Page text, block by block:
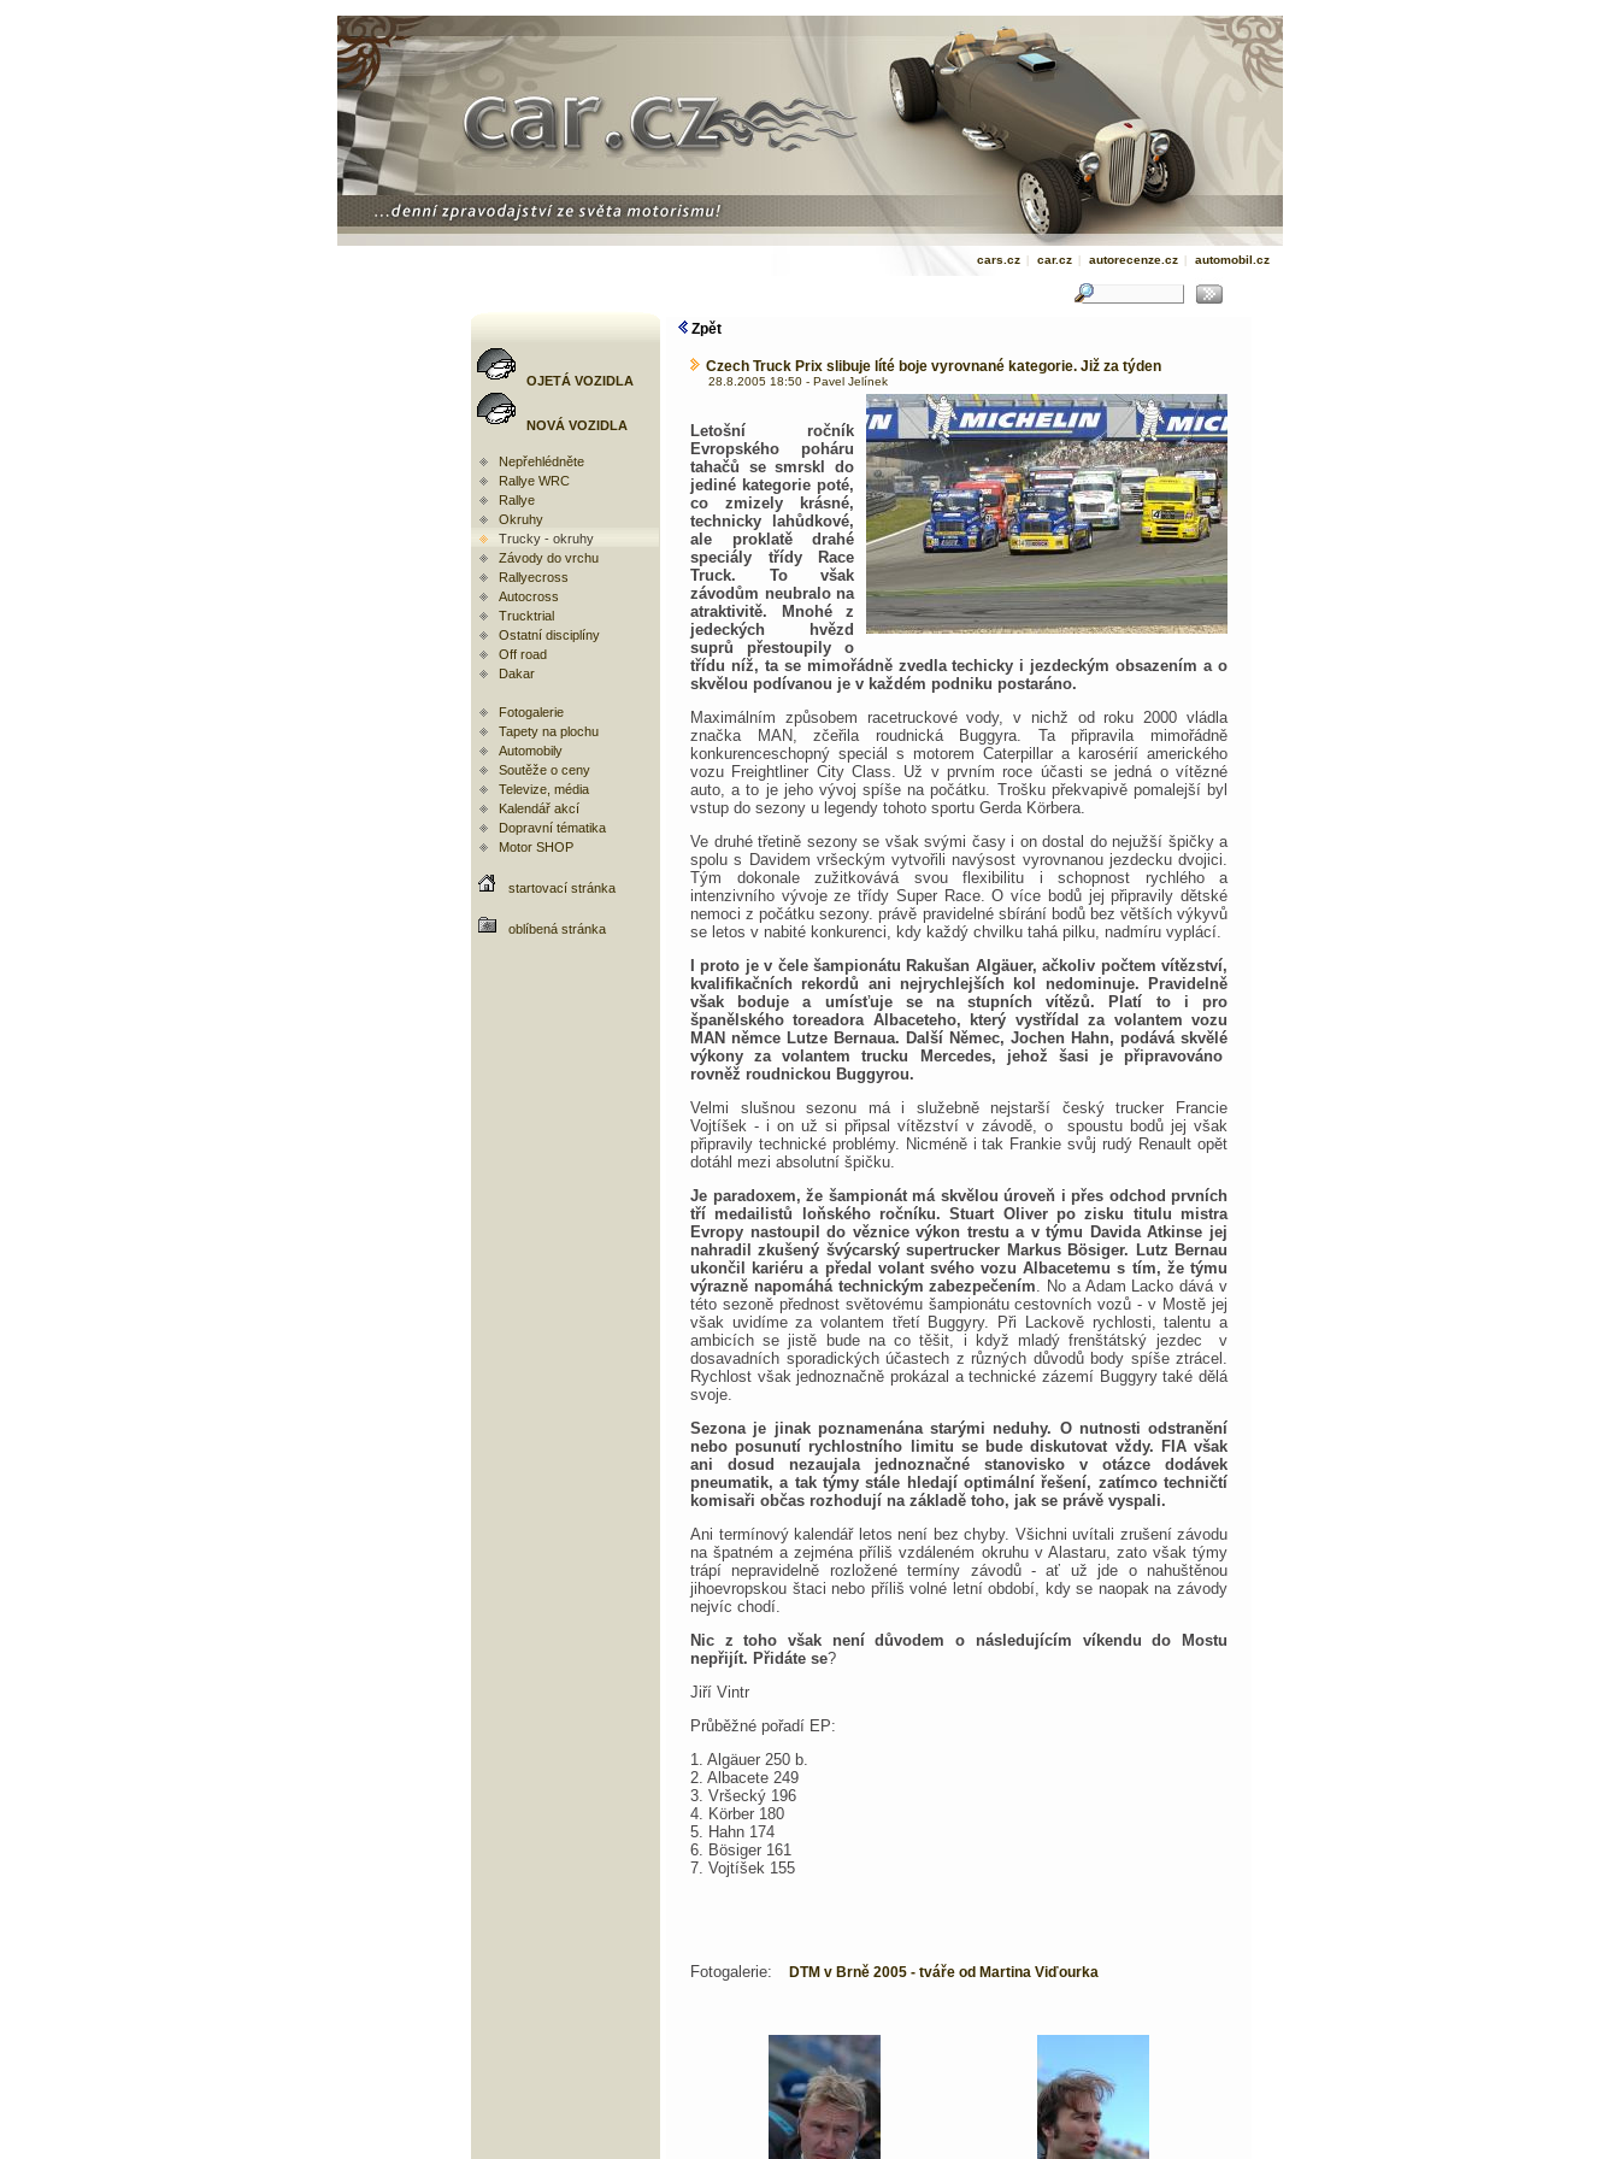
cars.cz | car.cz | autorecenze.cz | automobil.cz
OJETÁ VOZIDLA
NOVÁ VOZIDLA
Nepřehlédněte
Rallye WRC
Rallye
Okruhy
Trucky - okruhy
Závody do vrchu
Rallyecross
Autocross
Trucktrial
Ostatní disciplíny
Off road
Dakar
Fotogalerie
Tapety na plochu
Automobily
Soutěže o ceny
Televize, média
Kalendář akcí
Dopravní tématika
Motor SHOP
startovací stránka
oblíbená stránka
Zpět
Czech Truck Prix slibuje líté boje vyrovnané kategorie. Již za týden
28.8.2005 18:50 - Pavel Jelínek
Letošní ročník
Evropského poháru
tahačů se smrskl do
jediné kategorie poté,
co zmizely krásné,
technicky lahůdkové,
ale proklatě drahé
speciály třídy Race
Truck. To však
závodům neubralo na
atraktivitě. Mnohé z
jedeckých hvězd
suprů přestoupily o
třídu níž, ta se mimořádně zvedla techicky i jezdeckým obsazením a o
skvělou podívanou je v každém podniku postaráno.
Maximálním způsobem racetruckové vody, v nichž od roku 2000 vládla
značka MAN, zčeřila roudnická Buggyra. Ta připravila mimořádně
konkurenceschopný speciál s motorem Caterpillar a karosérií amerického
vozu Freightliner City Class. Už v prvním roce účasti se jedná o vítězné
auto, a to je jeho vývoj spíše na počátku. Trošku překvapivě pomalejší byl
vstup do sezony u legendy tohoto sportu Gerda Körbera.
Ve druhé třetině sezony se však svými časy i on dostal do nejužší špičky a
spolu s Davidem vršeckým vytvořili navýsost vyrovnanou jezdecku dvojici.
Tým dokonale zužitkovává svou flexibilitu i schopnost rychlého a
intenzivního vývoje ze třídy Super Race. O více bodů jej připravily dětské
nemoci z počátku sezony. právě pravidelné sbírání bodů bez větších výkyvů
se letos v nabité konkurenci, kdy každý chvilku tahá pilku, nadmíru vyplácí.
I proto je v čele šampionátu Rakušan Algäuer, ačkoliv počtem vítězství,
kvalifikačních rekordů ani nejrychlejších kol nedominuje. Pravidelně
však boduje a umísťuje se na stupních vítězů. Platí to i pro
španělského toreadora Albaceteho, který vystřídal za volantem vozu
MAN němce Lutze Bernaua. Další Němec, Jochen Hahn, podává skvělé
výkony za volantem trucku Mercedes, jehož šasi je připravováno
rovněž roudnickou Buggyrou.
Velmi slušnou sezonu má i služebně nejstarší český trucker Francie
Vojtíšek - i on už si připsal vítězství v závodě, o spoustu bodů jej však
připravily technické problémy. Nicméně i tak Frankie svůj rudý Renault opět
dotáhl mezi absolutní špičku.
Je paradoxem, že šampionát má skvělou úroveň i přes odchod prvních
tří medailistů loňského ročníku. Stuart Oliver po zisku titulu mistra
Evropy nastoupil do věznice výkon trestu a v týmu Davida Atkinse jej
nahradil zkušený švýcarský supertrucker Markus Bösiger. Lutz Bernau
ukončil kariéru a předal volant svého vozu Albacetemu s tím, že týmu
výrazně napomáhá technickým zabezpečením. No a Adam Lacko dává v
této sezoně přednost světovému šampionátu cestovních vozů - v Mostě jej
však uvidíme za volantem třetí Buggyry. Při Lackově rychlosti, talentu a
ambicích se jistě bude na co těšit, i když mladý frenštátský jezdec v
dosavadních sporadických účastech z různých důvodů body spíše ztrácel.
Rychlost však jednoznačně prokázal a technické zázemí Buggyry také dělá
svoje.
Sezona je jinak poznamenána starými neduhy. O nutnosti odstranění
nebo posunutí rychlostního limitu se bude diskutovat vždy. FIA však
ani dosud nezaujala jednoznačné stanovisko v otázce dodávek
pneumatik, a tak týmy stále hledají optimální řešení, zatímco techničtí
komisaři občas rozhodují na základě toho, jak se právě vyspali.
Ani termínový kalendář letos není bez chyby. Všichni uvítali zrušení závodu
na špatném a zejména příliš vzdáleném okruhu v Alastaru, zato však týmy
trápí nepravidelně rozložené termíny závodů - ať už jde o nahuštěnou
jihoevropskou štaci nebo příliš volné letní období, kdy se naopak na závody
nejvíc chodí.
Nic z toho však není důvodem o následujícím víkendu do Mostu
nepřijít. Přidáte se?
Jiří Vintr
Průběžné pořadí EP:
1. Algäuer 250 b.
2. Albacete 249
3. Vršecký 196
4. Körber 180
5. Hahn 174
6. Bösiger 161
7. Vojtíšek 155
Fotogalerie: DTM v Brně 2005 - tváře od Martina Viďourka